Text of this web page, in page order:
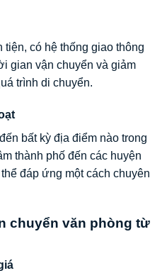
có hệ thống giao thông
gian vận chuyển và giảm
trình di chuyển.
bất kỳ địa điểm nào trong
thành phố đến các huyện
đáp ứng một cách chuyên
chuyển văn phòng từ